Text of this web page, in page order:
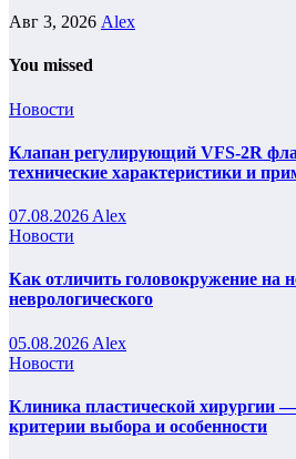
Авг 3, 2026 Alex
You missed
Новости
Клапан регулирующий VFS-2R
технические характеристики и
07.08.2026 Alex
Новости
Как отличить головокружение на
неврологического
05.08.2026 Alex
Новости
Клиника пластической хирургии
критерии выбора и особенности